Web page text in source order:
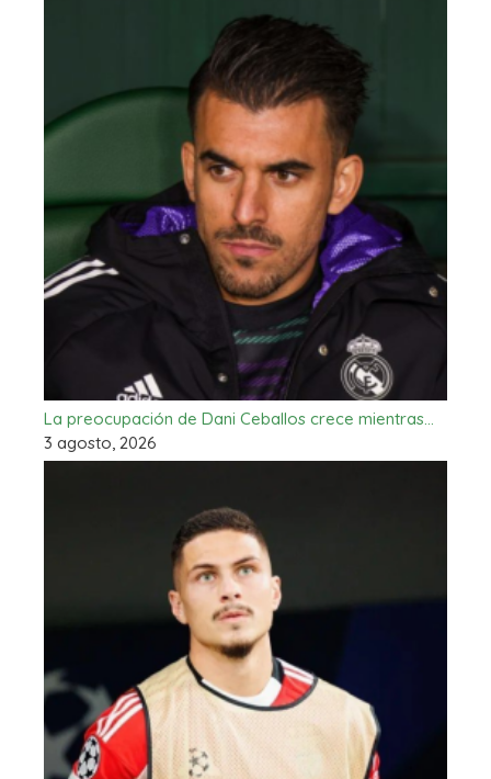
La preocupación de Dani Ceballos crece mientras…
3 agosto, 2026